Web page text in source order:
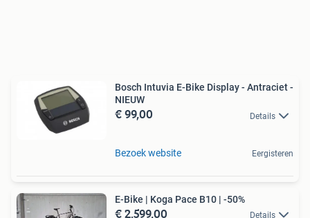
Bosch Intuvia E-Bike Display - Antraciet -
NIEUW
€ 99,00 Details
Bezoek website Eergisteren
E-Bike | Koga Pace B10 | -50%
€ 2.599,00 Details